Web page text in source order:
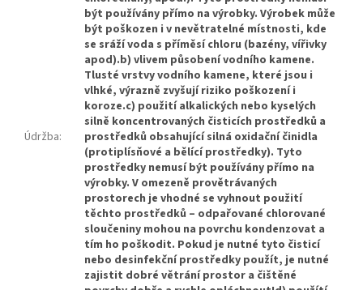
Údržba:
být používány přímo na výrobky. Výrobek může
být poškozen i v nevětratelné místnosti, kde
se sráží voda s příměsí chloru (bazény, vířivky
apod).b) vlivem působení vodního kamene.
Tlusté vrstvy vodního kamene, které jsou i
vlhké, výrazně zvyšují riziko poškození i
koroze.c) použití alkalických nebo kyselých
silně koncentrovaných čisticích prostředků a
prostředků obsahující silná oxidační činidla
(protiplísňové a bělící prostředky). Tyto
prostředky nemusí být používány přímo na
výrobky. V omezeně provětrávaných
prostorech je vhodné se vyhnout použití
těchto prostředků – odpařované chlorované
sloučeniny mohou na povrchu kondenzovat a
tím ho poškodit. Pokud je nutné tyto čisticí
nebo desinfekční prostředky použít, je nutné
zajistit dobré větrání prostor a čištěné